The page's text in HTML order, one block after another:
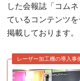
した会報誌「コム
ているコンテンツ
掲載しております。
レーザー加工機の導入事